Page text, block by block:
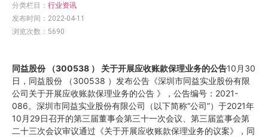
分类栏目： 行业资讯
发布时间：2022-04-11
浏览次数：5690
同益股份 （300538 ） 关于开展应收账款保理业务的公告10月30
日，同益股份 （300538 ）发布公告《深圳市同益实业股份有限
公司关于开展应收账款保理业务的公告 》，公告编号：2021-
086。深圳市同益实业股份有限公司（以下简称“公司”）于2021年
10月29日召开的第三届董事会第三十一次会议、第三届监事会第
二十三次会议审议通过《关于开展应收账款保理业务的议案》，同